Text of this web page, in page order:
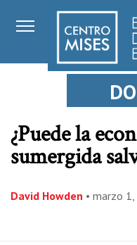
¿Puede la
sumergida
David Howden • marzo 1,